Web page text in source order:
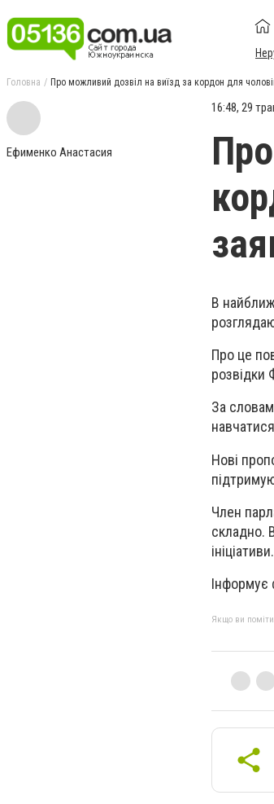
Головна Про можливий дозвіл на виїзд за кордон для
Ефименко Анастасия
16:48, 29
В
Про це
розвідки
За
Нові
Член
складно.
ініціативи.
Якщо ви